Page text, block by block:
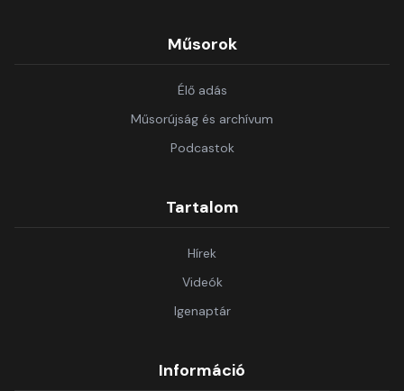
Műsorok
Élő adás
Műsorújság és archívum
Podcastok
Tartalom
Hírek
Videók
Igenaptár
Információ